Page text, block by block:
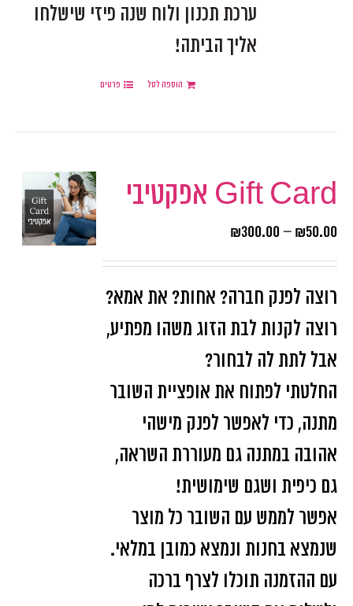
ערכת תכנון ולוח שנה פיזי שישלחו
אליך הביתה!
הוספה לסל פרטים
Gift Card אפקטיבי
₪50.00
–
₪300.00
רוצה לפנק חברה? אחות? את אמא?
רוצה לקנות לבת הזוג משהו מפתיע,
אבל לתת לה לבחור?
החלטתי לפתוח את אופציית השובר
מתנה, כדי לאפשר לפנק מישהי
אהובה במתנה גם מעוררת השראה,
גם כיפית ושגם שימושית!
אפשר לממש עם השובר כל מוצר
שנמצא בחנות ונמצא כמובן במלאי.
עם ההזמנה תוכלו לצרף ברכה